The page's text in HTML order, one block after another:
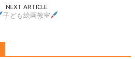
NEXT ARTICLE
子ども絵画教室